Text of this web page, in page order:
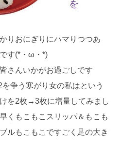
りおにぎりにハマりつつあ
す(*・ω・*)
さんいかがお過ごしです
争う寒がり女の私はという
を2枚→3枚に増量してみまし
くもこもこスリッパ＆もこも
ルもこもこですごく足の大き